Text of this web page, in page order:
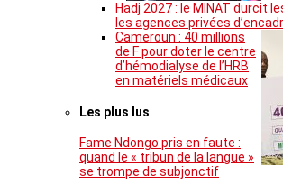
Hadj 2027 : le MINAT durcit
les agences privées
Cameroun : 40 millions
de F pour doter le centre
d’hémodialyse de l’HRB
en matériels médicaux
Les plus lus
Fame Ndongo pris en faute :
quand le « tribun de la langue »
se trompe de subjonctif